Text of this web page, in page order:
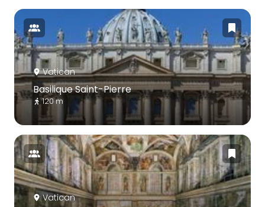
Vatican
Basilique Saint-Pierre
120 m
Vatican